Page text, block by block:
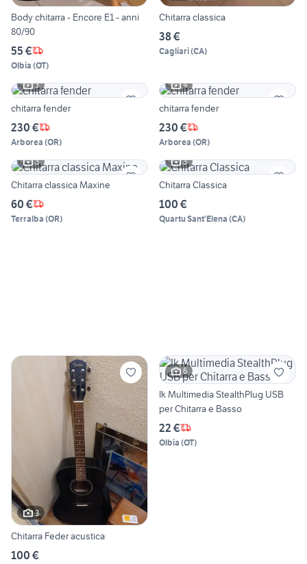
Body chitarra - Encore E1 - anni
80/90
55 €
Olbia (OT)
Chitarra classica
38 €
Cagliari(CA)
3
chitarra fender
230 €
Arborea (OR)
4
chitarra fender
230 €
Arborea (OR)
3
Chitarra classica Maxine
60 €
Terralba (OR)
3
Chitarra Classica
100 €
Quartu Sant'Elena (CA)
3
Chitarra Feder acustica
100 €
6
Ik Multimedia StealthPlug USB
per Chitarra e Basso
22 €
Olbia (OT)